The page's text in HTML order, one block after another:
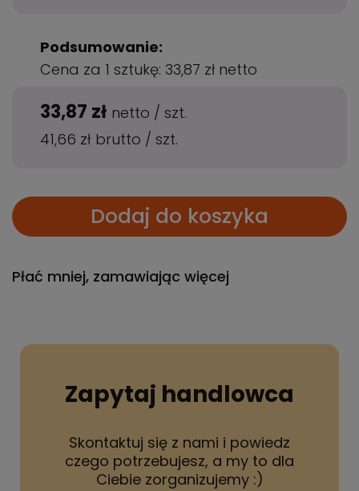
Podsumowanie:
Cena za 1 sztukę: 33,87 zł netto
33,87 zł netto / szt.
41,66 zł brutto / szt.
Dodaj do koszyka
Płać mniej, zamawiając więcej
Zapytaj handlowca
Skontaktuj się z nami i powiedz
czego potrzebujesz, a my to dla
Ciebie zorganizujemy :)